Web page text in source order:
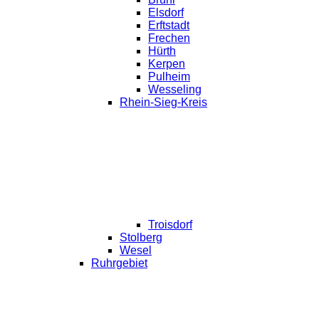
Elsdorf
Erftstadt
Frechen
Hürth
Kerpen
Pulheim
Wesseling
Rhein-Sieg-Kreis
Troisdorf
Stolberg
Wesel
Ruhrgebiet